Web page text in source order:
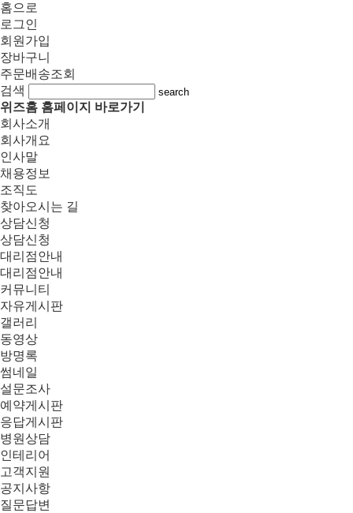
홈으로
로그인
회원가입
장바구니
주문배송조회
검색
search
위즈홈 홈페이지 바로가기
회사소개
회사개요
인사말
채용정보
조직도
찾아오시는 길
상담신청
상담신청
대리점안내
대리점안내
커뮤니티
자유게시판
갤러리
동영상
방명록
썸네일
설문조사
예약게시판
응답게시판
병원상담
인테리어
고객지원
공지사항
질문답변